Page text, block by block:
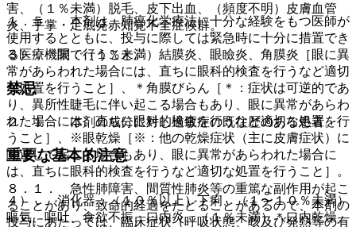
１．５． 本剤は、肺癌化学療法に十分な経験をもつ医師が
使用するとともに、投与に際しては緊急時に十分に措置でき
る医療機関で行うこと。
禁忌
２．１． 本剤の成分に対し過敏症の既往歴のある患者。
重要な基本的注意
８．１． 急性肺障害、間質性肺炎等の重篤な副作用が起こ
ることがあり、致命的経過をたどることがあるので、本剤の
投与にあたっては、臨床症状（呼吸状態、咳及び発熱等の有
害、（１％未満）脱毛、皮下出血、（頻度不明）皮膚血管
炎、手掌・足底発赤知覚不全症候群。
３）． 眼：（１％未満）結膜炎、眼瞼炎、角膜炎［眼に異
常があらわれた場合には、直ちに眼科的検査を行うなど適切
な処置を行うこと］、＊角膜びらん［＊：症状は可逆的であ
り、異所性睫毛に伴い起こる場合もあり、眼に異常があらわ
れた場合には、直ちに眼科的検査を行うなど適切な処置を行
うこと］、※眼乾燥［※：他の乾燥症状（主に皮膚症状）に
関連して起こる場合もあり、眼に異常があらわれた場合に
は、直ちに眼科的検査を行うなど適切な処置を行うこと］。
４）． 消化器：（１０％以上）下痢、（１〜１０％未満）
嘔気、嘔吐、食欲不振、口内炎、（１％未満）＊口内乾燥